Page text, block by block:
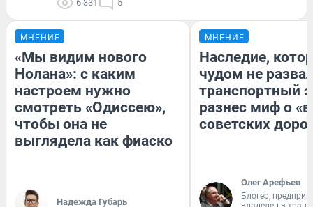
6 331 5
МНЕНИЕ
«Мы видим нового
Нолана»: с каким
настроем нужно
смотреть «Одиссею»,
чтобы она не
выглядела как фиаско
Надежда Губарь
МНЕНИЕ
Наследие,
чудом не
транспортный
разнес миф о
советских
Олег Арефьев
Блогер,